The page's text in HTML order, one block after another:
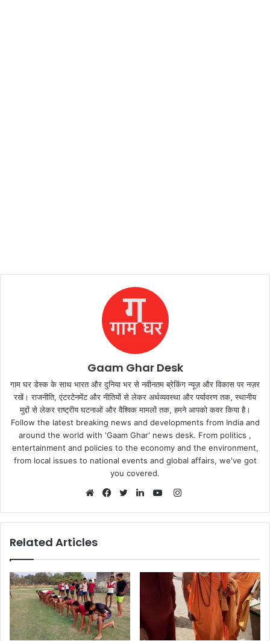
Gaam Ghar Desk
गाम घर डेस्क के साथ भारत और दुनिया भर से नवीनतम ब्रेकिंग न्यूज़ और विकास पर नज़र
रखें। राजनीति, एंटरटेनमेंट और नीतियों से लेकर अर्थव्यवस्था और पर्यावरण तक, स्थानीय
मुद्दों से लेकर राष्ट्रीय घटनाओं और वैश्विक मामलों तक, हमने आपको कवर किया है।
Follow the latest breaking news and developments from India and
around the world with 'Gaam Ghar' news desk. From politics ,
entertainment and policies to the economy and the environment,
from local issues to national events and global affairs, we've got
you covered.
Instagram
Related Articles